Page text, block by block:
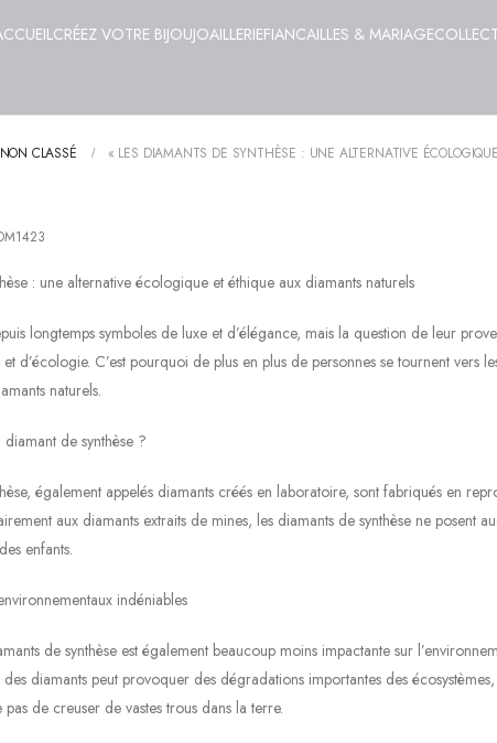
CRÉEZ VOTRE BIJOUJOAILLERIEFIANCAILLES & MARIAGE
NON CLASSÉ « LES DIAMANTS DE SYNTHÈSE : UNE ALTERNATIVE
: une alternative écologique et éthique aux diamants naturels
longtemps symboles de luxe et d’élégance, mais la question de leur
d’écologie. C’est pourquoi de plus en plus de personnes se tournent vers
naturels.
de synthèse ?
également appelés diamants créés en laboratoire, sont fabriqués en
aux diamants extraits de mines, les diamants de synthèse ne posent
enfants.
indéniables
de synthèse est également beaucoup moins impactante sur
des diamants peut provoquer des dégradations importantes des
pas de creuser de vastes trous dans la terre.